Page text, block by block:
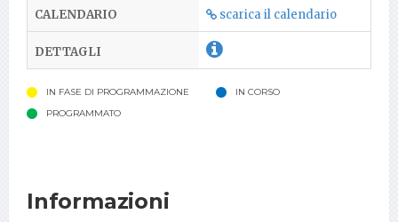
scarica il calendario
IN FASE DI PROGRAMMAZIONE
IN CORSO
PROGRAMMATO
Informazioni